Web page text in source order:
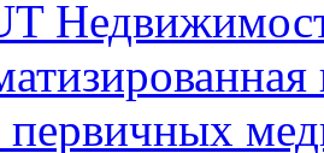
первичных